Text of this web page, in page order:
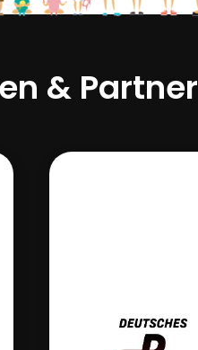
& Partner